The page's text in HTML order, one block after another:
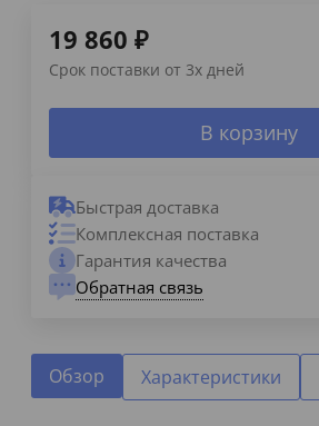
19 860 ₽
Срок поставки от 3х дней
В корзину
Быстрая доставка
Комплексная поставка
Гарантия качества
Обратная связь
Обзор Характеристики